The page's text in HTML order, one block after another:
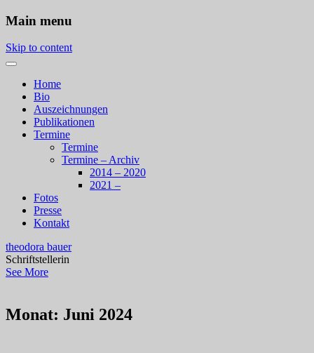
Main menu
Skip to content
Home
Bio
Auszeichnungen
Publikationen
Termine
Termine
Termine – Archiv
2014 – 2020
2021 –
Fotos
Presse
Kontakt
theodora bauer
Schriftstellerin
See More
Monat: Juni 2024